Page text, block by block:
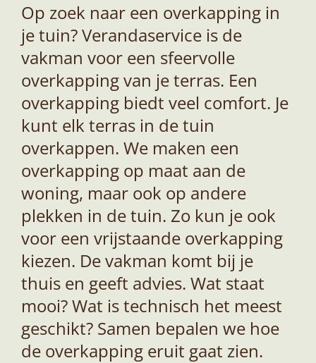
Op zoek naar een overkapping in
je tuin? Verandaservice is de
vakman voor een sfeervolle
overkapping van je terras. Een
overkapping biedt veel comfort. Je
kunt elk terras in de tuin
overkappen. We maken een
overkapping op maat aan de
woning, maar ook op andere
plekken in de tuin. Zo kun je ook
voor een vrijstaande overkapping
kiezen. De vakman komt bij je
thuis en geeft advies. Wat staat
mooi? Wat is technisch het meest
geschikt? Samen bepalen we hoe
de overkapping eruit gaat zien.